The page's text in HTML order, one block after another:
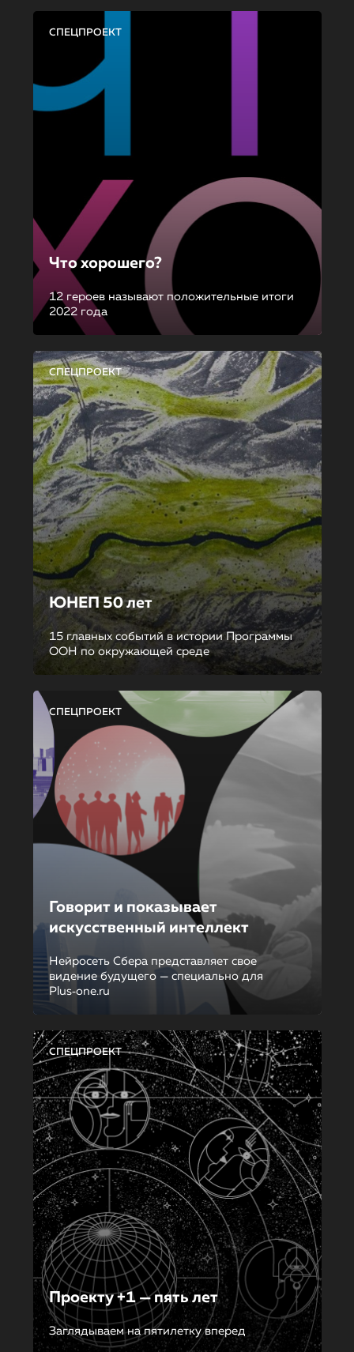
СПЕЦПРОЕКТ
Что хорошего?
12 героев называют положительные итоги
2022 года
СПЕЦПРОЕКТ
ЮНЕП 50 лет
15 главных событий в истории Программы
ООН по окружающей среде
СПЕЦПРОЕКТ
Говорит и показывает
искусственный интеллект
Нейросеть Сбера представляет свое
видение будущего — специально для
Plus‑one.ru
СПЕЦПРОЕКТ
Проекту +1 — пять лет
Заглядываем на пятилетку вперед